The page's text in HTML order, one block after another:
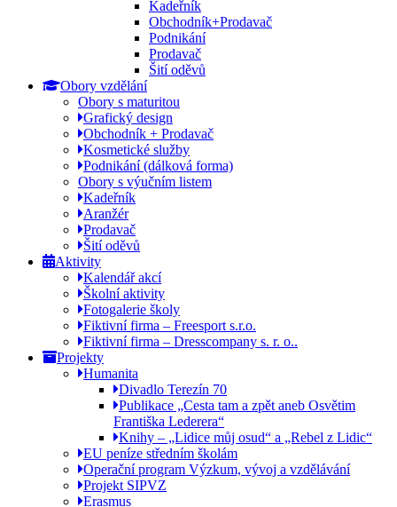
Kadeřník
Obchodník+Prodavač
Podnikání
Prodavač
Šití oděvů
Obory vzdělání
Obory s maturitou
Grafický design
Obchodník + Prodavač
Kosmetické služby
Podnikání (dálková forma)
Obory s výučním listem
Kadeřník
Aranžér
Prodavač
Šití oděvů
Aktivity
Kalendář akcí
Školní aktivity
Fotogalerie školy
Fiktivní firma – Freesport s.r.o.
Fiktivní firma – Dresscompany s. r. o..
Projekty
Humanita
Divadlo Terezín 70
Publikace „Cesta tam a zpět aneb Osvětim
Františka Lederera“
Knihy – „Lidice můj osud“ a „Rebel z Lidic“
EU peníze středním školám
Operační program Výzkum, vývoj a vzdělávání
Projekt SIPVZ
Erasmus